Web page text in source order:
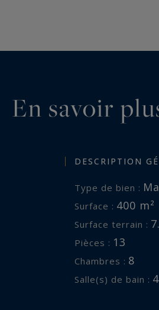
En savoir
DESCRIPTION
Type de bien :
Surface : 400 m²
Surface terrain :
Pièces : 13
Chambres : 8
Salle(s) de bain : 4